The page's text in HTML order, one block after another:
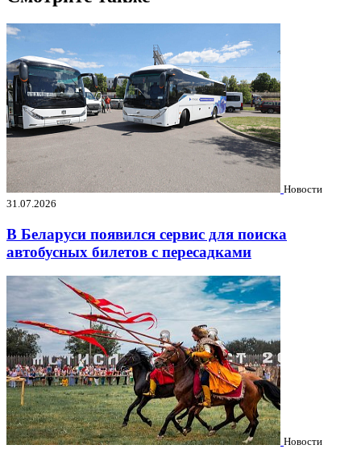
Новости
31.07.2026
В Беларуси появился сервис для поиска
автобусных билетов с пересадками
Новости